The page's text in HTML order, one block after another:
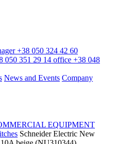
+38 050 324 42 60
050 351 29 14 office +38 048
News and Events Company
EQUIPMENT
Schneider Electric New